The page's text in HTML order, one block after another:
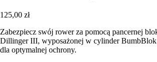
125,00 zł
Zabezpiecz swój rower za pomocą pancernej
Dillinger III, wyposażonej w cylinder BumbBlok
dla optymalnej ochrony.